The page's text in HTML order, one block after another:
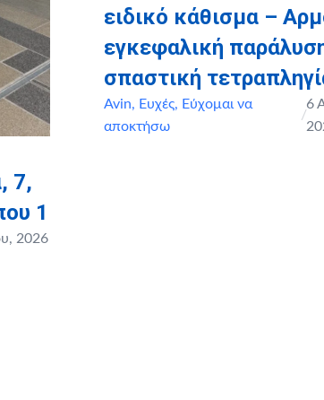
7,
1
2026
ειδικό κάθισμα –
εγκεφαλική
σπαστική
Avin, Ευχές, Εύχομαι να
αποκτήσω
/
6